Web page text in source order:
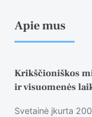
Apie mus
Krikščioniškos
ir visuomenės
Svetainė įkurta